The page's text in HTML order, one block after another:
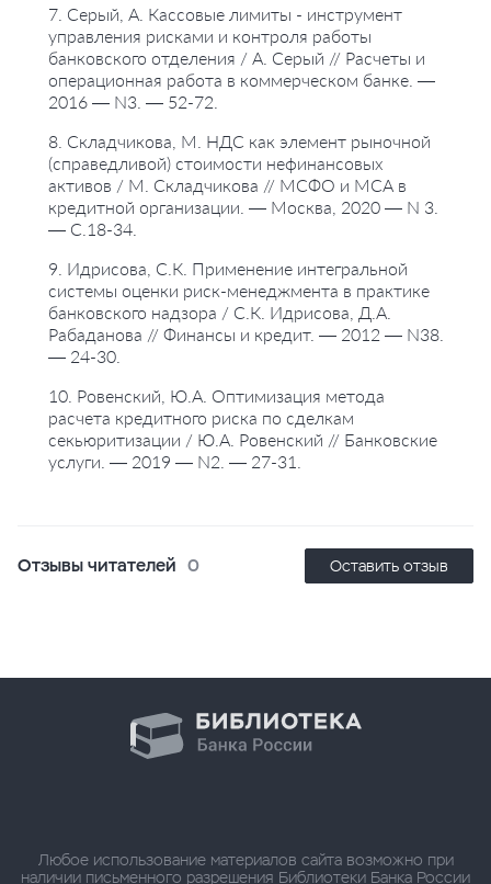
7. Серый, А. Кассовые лимиты - инструмент
управления рисками и контроля работы
банковского отделения / А. Серый // Расчеты и
операционная работа в коммерческом банке. —
2016 — N3. — 52-72.
8. Складчикова, М. НДС как элемент рыночной
(справедливой) стоимости нефинансовых
активов / М. Складчикова // МСФО и МСА в
кредитной организации. — Москва, 2020 — N 3.
— С.18-34.
9. Идрисова, С.К. Применение интегральной
системы оценки риск-менеджмента в практике
банковского надзора / С.К. Идрисова, Д.А.
Рабаданова // Финансы и кредит. — 2012 — N38.
— 24-30.
10. Ровенский, Ю.А. Оптимизация метода
расчета кредитного риска по сделкам
секьюритизации / Ю.А. Ровенский // Банковские
услуги. — 2019 — N2. — 27-31.
Отзывы читателей 0 Оставить отзыв
Любое использование материалов сайта возможно при
наличии письменного разрешения Библиотеки Банка России